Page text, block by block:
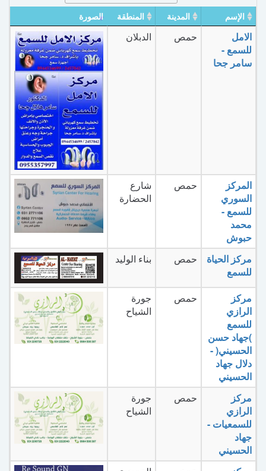
الإسم المدينة المنطقة الصورة
الامل
للسمع -
سامر جحا
حمص الدبلان
المركز
السوري
للسمع -
محمد
حبوش
حمص
شارع
الحضارة
مركز الحياة
للسمع
حمص بناء الوليد
مركز
الرازي
للسمع
)جهاد حسن
الحسيني( -
دلال جهاد
الحسيني
حمص
جورة
الشياح
مركز
الرازي
للسمعيات -
جهاد
الحسيني
حمص
جورة
الشياح